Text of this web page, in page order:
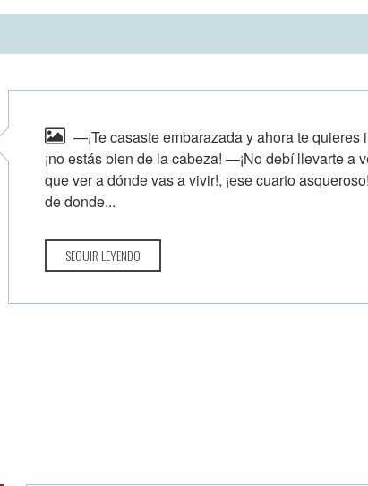
—¡Te casaste embarazada y ahora te
¡no estás bien de la cabeza! —¡No debí llevarte a
que ver a dónde vas a vivir!, ¡ese cuarto
de donde...
SEGUIR LEYENDO